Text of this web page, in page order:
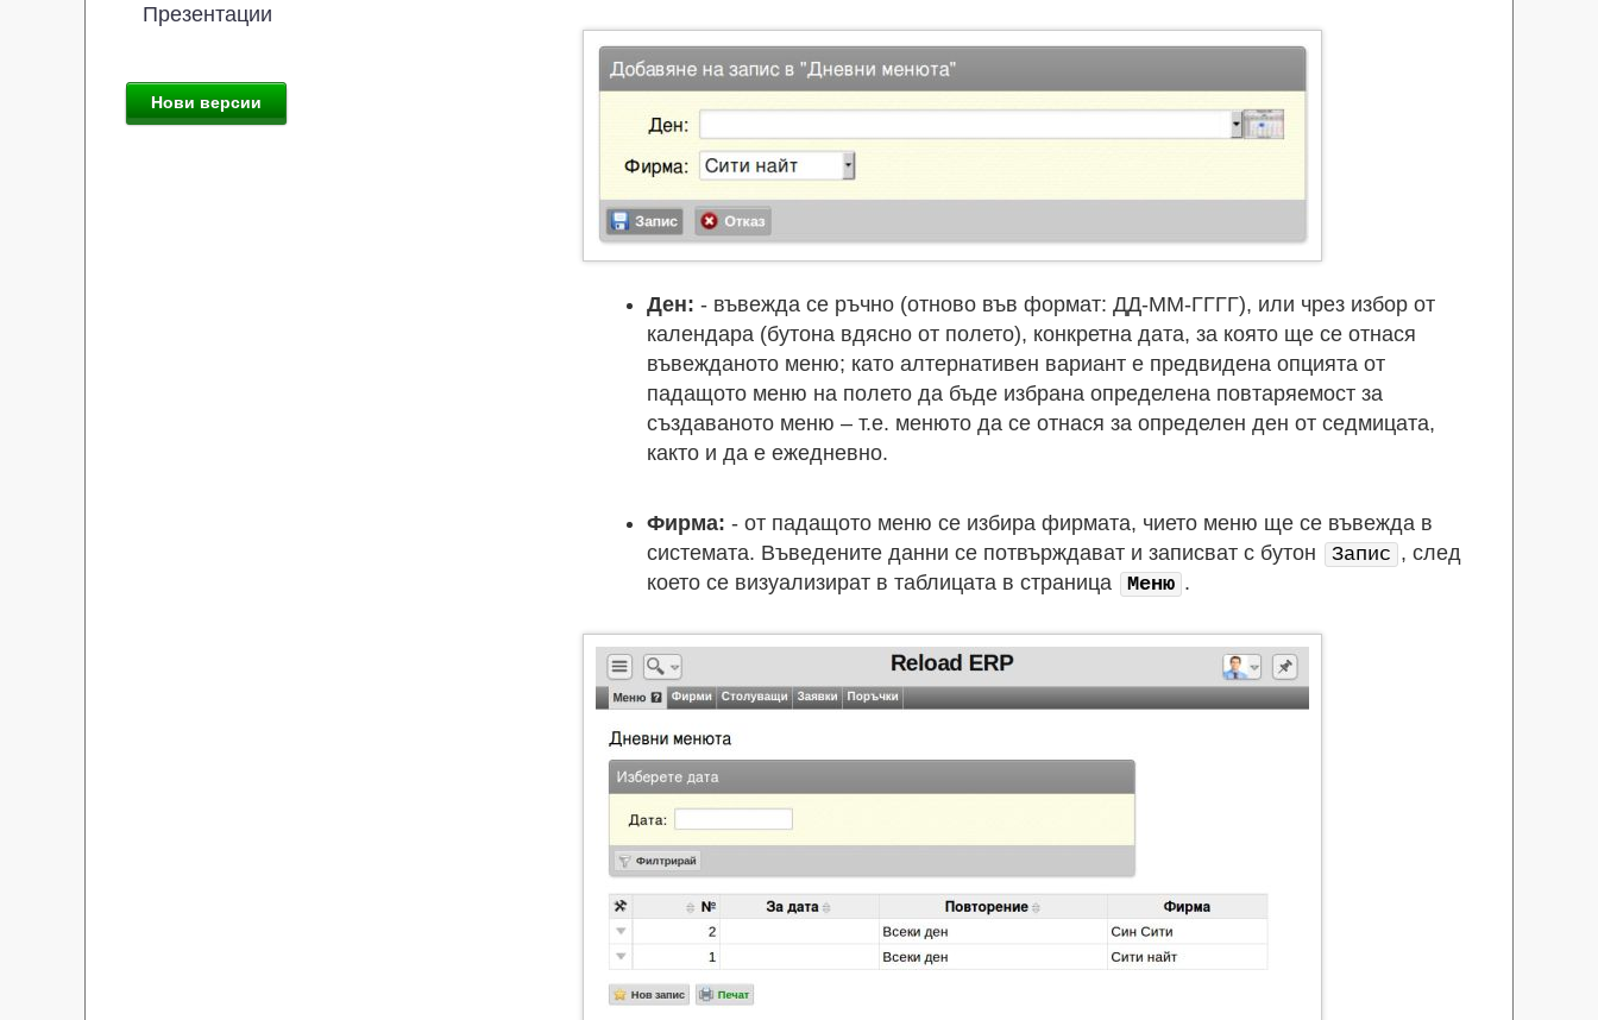
Презентации
Ден: - въвежда се ръчно (отново във формат: ДД-ММ-ГГГГ), или чрез избор от
календара (бутона вдясно от полето), конкретна дата, за която ще се отнася
въвежданото меню; като алтернативен вариант е предвидена опцията от
падащото меню на полето да бъде избрана определена повтаряемост за
създаваното меню – т.е. менюто да се отнася за определен ден от седмицата,
както и да е ежедневно.
Фирма: - от падащото меню се избира фирмата, чието меню ще се въвежда в
системата. Въведените данни се потвърждават и записват с бутон
Запис , след
което се визуализират в таблицата в страница
Меню .